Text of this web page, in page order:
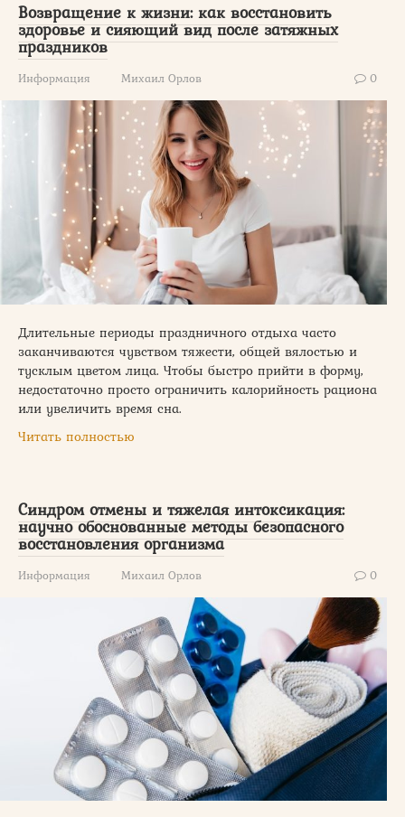
Возвращение к жизни: как восстановить
здоровье и сияющий вид после затяжных
праздников
Информация Михаил Орлов 0
Длительные периоды праздничного отдыха часто
заканчиваются чувством тяжести, общей вялостью и
тусклым цветом лица. Чтобы быстро прийти в форму,
недостаточно просто ограничить калорийность рациона
или увеличить время сна.
Читать полностью
Синдром отмены и тяжелая интоксикация:
научно обоснованные методы безопасного
восстановления организма
Информация Михаил Орлов 0